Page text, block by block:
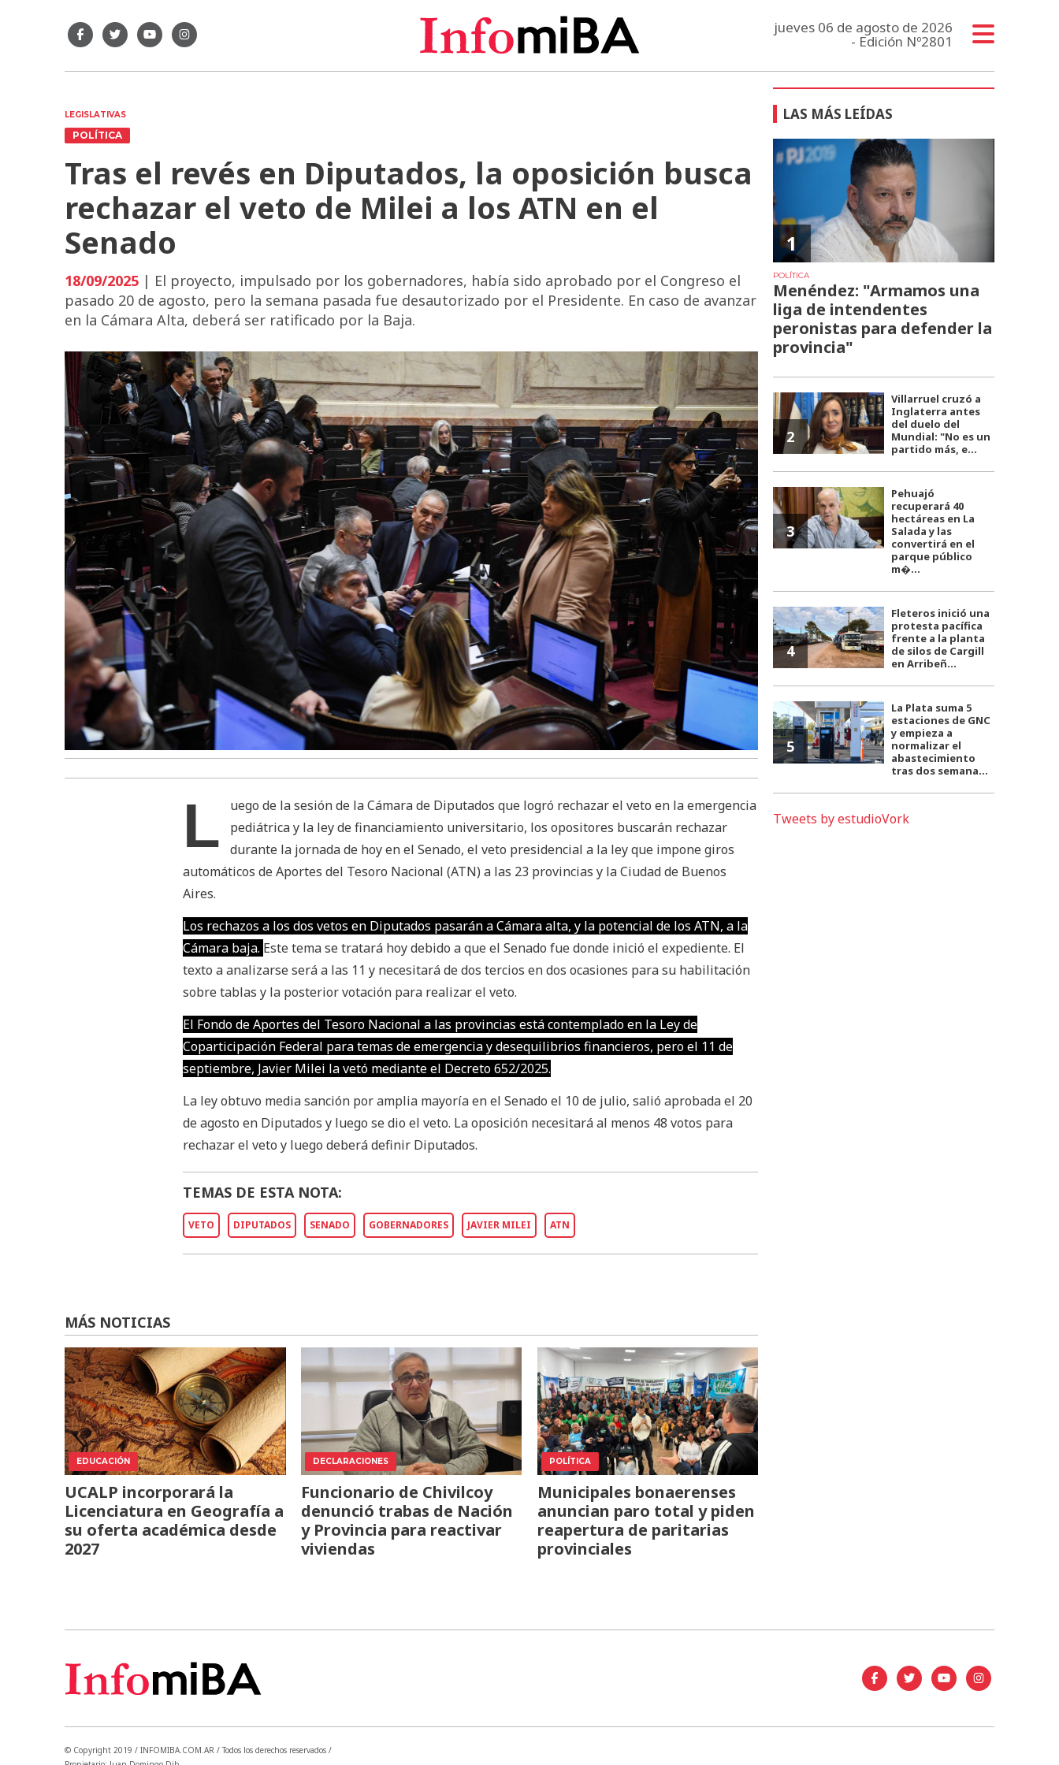
jueves 06 de agosto de 2026
- Edición Nº2801
LEGISLATIVAS
POLÍTICA
Tras el revés en Diputados, la oposición busca
rechazar el veto de Milei a los ATN en el
Senado
18/09/2025 | El proyecto, impulsado por los gobernadores, había sido aprobado por el Congreso el
pasado 20 de agosto, pero la semana pasada fue desautorizado por el Presidente. En caso de avanzar
en la Cámara Alta, deberá ser ratificado por la Baja.
L
uego de la sesión de la Cámara de Diputados que logró rechazar el veto en la emergencia
pediátrica y la ley de financiamiento universitario, los opositores buscarán rechazar
durante la jornada de hoy en el Senado, el veto presidencial a la ley que impone giros
automáticos de Aportes del Tesoro Nacional (ATN) a las 23 provincias y la Ciudad de Buenos
Aires.
Los rechazos a los dos vetos en Diputados pasarán a Cámara alta, y la potencial de los ATN, a la
Cámara baja. Este tema se tratará hoy debido a que el Senado fue donde inició el expediente. El
texto a analizarse será a las 11 y necesitará de dos tercios en dos ocasiones para su habilitación
sobre tablas y la posterior votación para realizar el veto.
El Fondo de Aportes del Tesoro Nacional a las provincias está contemplado en la Ley de
Coparticipación Federal para temas de emergencia y desequilibrios financieros, pero el 11 de
septiembre, Javier Milei la vetó mediante el Decreto 652/2025.
La ley obtuvo media sanción por amplia mayoría en el Senado el 10 de julio, salió aprobada el 20
de agosto en Diputados y luego se dio el veto. La oposición necesitará al menos 48 votos para
rechazar el veto y luego deberá definir Diputados.
TEMAS DE ESTA NOTA:
VETO DIPUTADOS SENADO GOBERNADORES JAVIER MILEI ATN
MÁS NOTICIAS
EDUCACIÓN
UCALP incorporará la
Licenciatura en Geografía a
su oferta académica desde
2027
DECLARACIONES
Funcionario de Chivilcoy
denunció trabas de Nación
y Provincia para reactivar
viviendas
POLÍTICA
Municipales bonaerenses
anuncian paro total y piden
reapertura de paritarias
provinciales
LAS MÁS LEÍDAS
1
POLÍTICA
Menéndez: "Armamos una
liga de intendentes
peronistas para defender la
provincia"
2
Villarruel cruzó a
Inglaterra antes
del duelo del
Mundial: "No es un
partido más, e...
3
Pehuajó
recuperará 40
hectáreas en La
Salada y las
convertirá en el
parque público
m�...
4
Fleteros inició una
protesta pacífica
frente a la planta
de silos de Cargill
en Arribeñ...
5
La Plata suma 5
estaciones de GNC
y empieza a
normalizar el
abastecimiento
tras dos semana...
Tweets by estudioVork
© Copyright 2019 / INFOMIBA.COM.AR / Todos los derechos reservados /